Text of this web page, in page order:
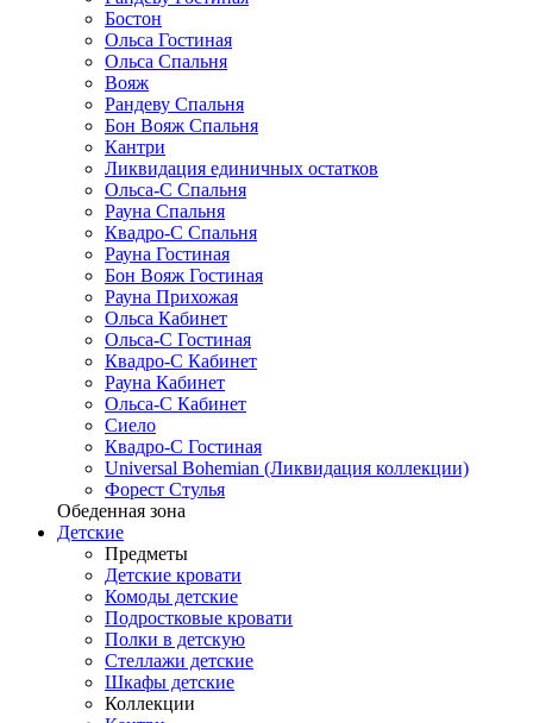
Бостон
Ольса Гостиная
Ольса Спальня
Вояж
Рандеву Спальня
Бон Вояж Спальня
Кантри
Ликвидация единичных остатков
Ольса-С Спальня
Рауна Спальня
Квадро-С Спальня
Рауна Гостиная
Бон Вояж Гостиная
Рауна Прихожая
Ольса Кабинет
Ольса-С Гостиная
Квадро-С Кабинет
Рауна Кабинет
Ольса-С Кабинет
Сиело
Квадро-С Гостиная
Universal Bohemian (Ликвидация коллекции)
Форест Стулья
Обеденная зона
Детские
Предметы
Детские кровати
Комоды детские
Подростковые кровати
Полки в детскую
Стеллажи детские
Шкафы детские
Коллекции